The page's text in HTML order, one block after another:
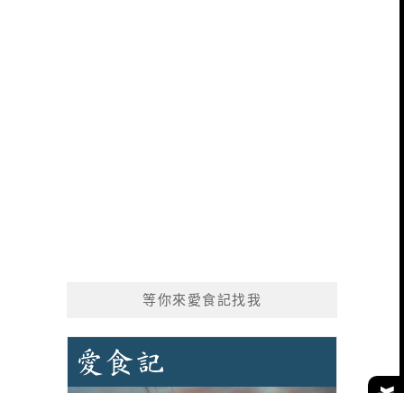
等你來愛食記找我